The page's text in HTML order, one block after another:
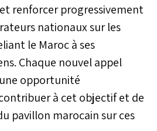
renforcer progressivement
nationaux sur les
le Maroc à ses
Chaque nouvel appel
opportunité
à cet objectif et de
pavillon marocain sur ces